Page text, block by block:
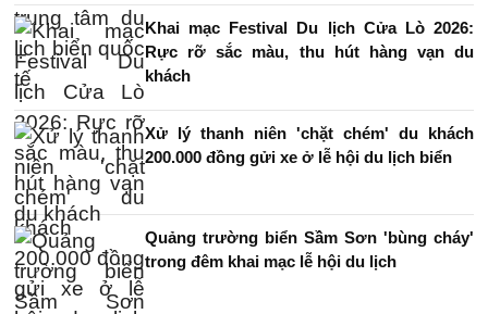
Khai mạc Festival Du lịch Cửa Lò 2026:
Rực rỡ sắc màu, thu hút hàng vạn du
khách
Xử lý thanh niên 'chặt chém' du khách
200.000 đồng gửi xe ở lễ hội du lịch biển
Quảng trường biển Sầm Sơn 'bùng cháy'
trong đêm khai mạc lễ hội du lịch